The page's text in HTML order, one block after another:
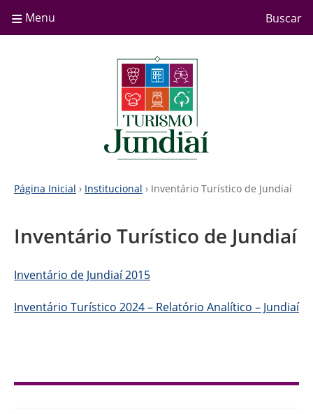
≡ Menu Buscar
Página Inicial › Institucional › Inventário Turístico de Jundiaí
Inventário Turístico de Jundiaí
Inventário de Jundiaí 2015
Inventário Turístico 2024 – Relatório Analítico – Jundiaí